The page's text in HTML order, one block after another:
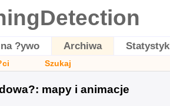
?ywo Archiwa
Szukaj
mapy i animacje